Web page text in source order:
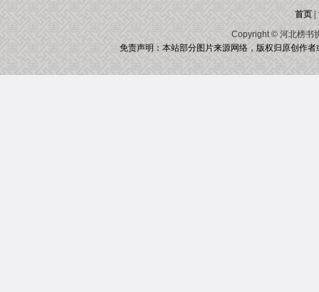
首页|
Copyright © 河北榜书
免责声明：本站部分图片来源网络，版权归原创作